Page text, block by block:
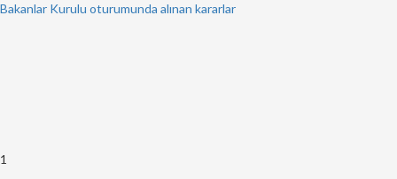
Bakanlar Kurulu oturumunda alınan kararlar
1